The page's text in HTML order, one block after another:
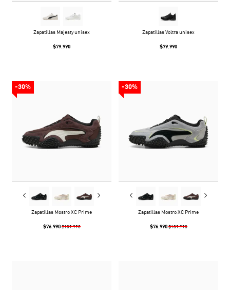
Zapatillas Majesty unisex
$79.990
Zapatillas Voltra unisex
$79.990
-30%
Zapatillas Mostro XC Prime
$76.990 $109.990
-30%
Zapatillas Mostro XC Prime
$76.990 $109.990